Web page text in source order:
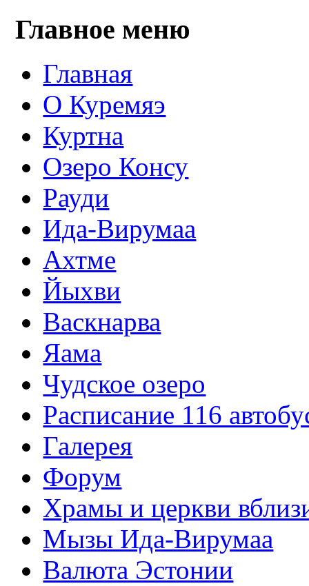
Главное меню
Главная
О Куремяэ
Куртна
Озеро Консу
Рауди
Ида-Вирумаа
Ахтме
Йыхви
Васкнарва
Яама
Чудское озеро
Расписание 116
Галерея
Форум
Храмы и церкви
Мызы Ида-Вирумаа
Валюта Эстонии